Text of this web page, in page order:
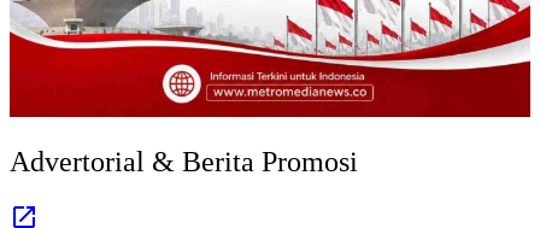
Advertorial & Berita Promosi